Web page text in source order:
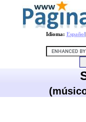
Idioma: Español|